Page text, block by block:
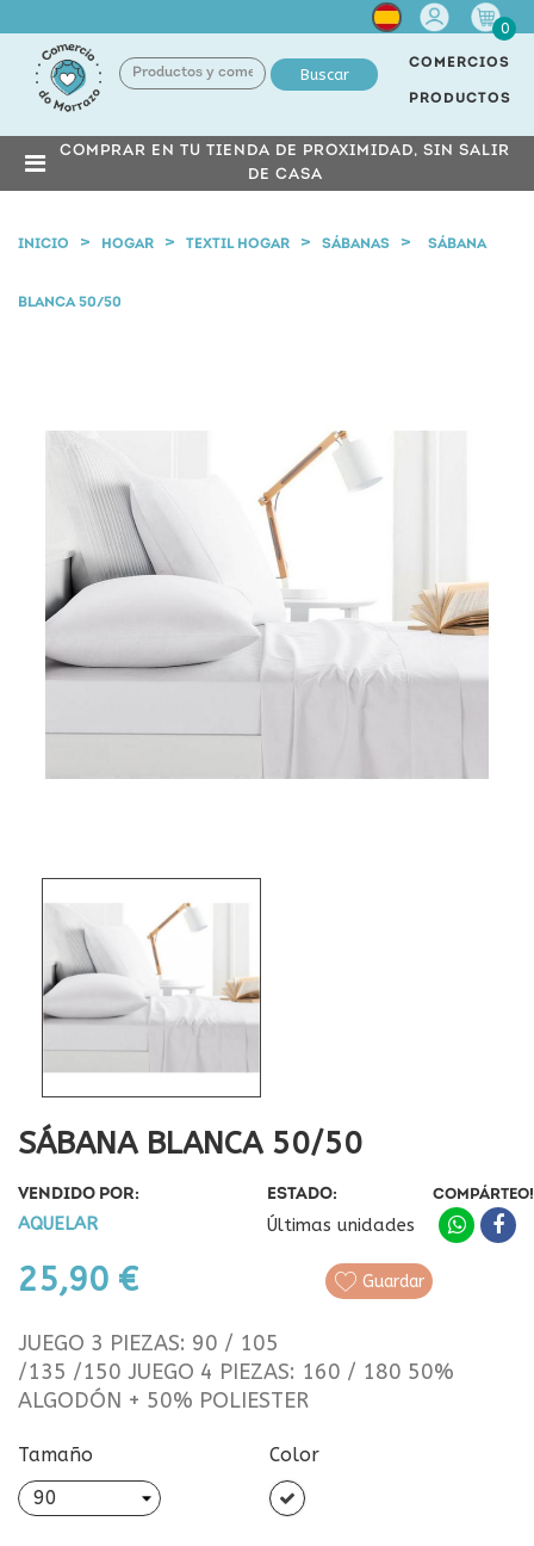
Cuenta
0
Buscar
COMERCIOS
PRODUCTOS
COMPRAR EN TU TIENDA DE PROXIMIDAD, SIN SALIR
DE CASA
INICIO HOGAR TEXTIL HOGAR SÁBANAS SÁBANA
BLANCA 50/50
SÁBANA BLANCA 50/50
VENDIDO POR:
AQUELAR
ESTADO:
Últimas unidades
25,90 €
COMPÁRTEO!
Guardar
JUEGO 3 PIEZAS: 90 / 105
/135 /150 JUEGO 4 PIEZAS: 160 / 180 50%
ALGODÓN + 50% POLIESTER
Tamaño Color
Blanco